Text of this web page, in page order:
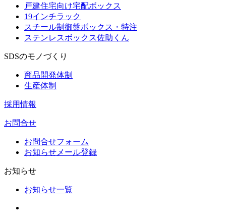
戸建住宅向け宅配ボックス
19インチラック
スチール制御盤ボックス・特注
ステンレスボックス佐助くん
SDSのモノづくり
商品開発体制
生産体制
採用情報
お問合せ
お問合せフォーム
お知らせメール登録
お知らせ
お知らせ一覧